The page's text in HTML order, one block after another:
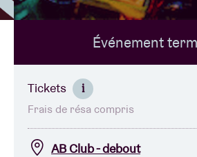
Location de salles
BRDCST
ABtv
Événement
Tickets i
Frais de résa compris
AB Club - debout